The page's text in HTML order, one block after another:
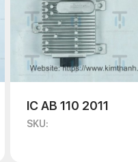
IC AB 110 2011
SKU: